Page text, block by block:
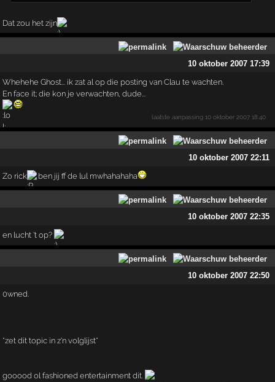
Dat zou het zijn
10 oktober 2007 17:39
Whehehe Ghost... ik zat al op die posting van Clau te wachten.
En face it; die kon je verwachten, dude...
laatste aanpassing10 oktober 2007 18:40
10 oktober 2007 22:11
Zo rick ben jij ff de lul mwhahahaha
10 oktober 2007 22:35
en lucht 't op?
10 oktober 2007 22:50
0wned.
*zet dit topic in z'n volglijst*
gooood ol fashioned entertainment dit.